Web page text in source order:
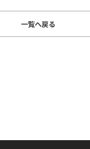
一覧へ戻る